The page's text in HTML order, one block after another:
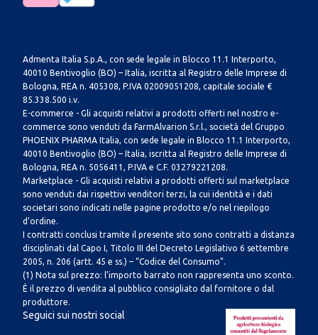
Admenta Italia S.p.A., con sede legale in Blocco 11.1 Interporto,
40010 Bentivoglio (BO) – Italia, iscritta al Registro delle Imprese di
Bologna, REA n. 405308, P.IVA 02009051208, capitale sociale €
85.338.500 i.v.
E-commerce - Gli acquisti relativi a prodotti offerti nel nostro e-
commerce sono venduti da FarmAlvarion S.r.l., società del Gruppo
PHOENIX PHARMA Italia, con sede legale in Blocco 11.1 Interporto,
40010 Bentivoglio (BO) – Italia, iscritta al Registro delle Imprese di
Bologna, REA n. 5056411, P.IVA e C.F. 03279221208.
Marketplace - Gli acquisti relativi a prodotti offerti sul marketplace
sono venduti dai rispettivi venditori terzi, la cui identità e i dati
societari sono indicati nelle pagine prodotto e/o nel riepilogo
d’ordine.
I contratti conclusi tramite il presente sito sono contratti a distanza
disciplinati dal Capo I, Titolo III del Decreto Legislativo 6 settembre
2005, n. 206 (artt. 45 e ss.) – “Codice del Consumo”.
(1) Nota sul prezzo: l’importo barrato non rappresenta uno sconto.
È il prezzo di vendita al pubblico consigliato dal fornitore o dal
produttore.
Seguici sui nostri social